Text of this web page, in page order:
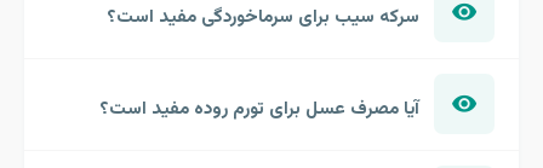
سرکه سیب برای سرماخوردگی مفید است؟
آیا مصرف عسل برای تورم روده مفید است؟